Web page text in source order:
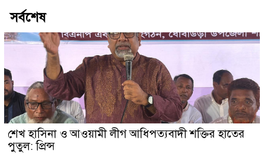
সর্বশেষ
শেখ হাসিনা ও আওয়ামী লীগ আধিপত্যবাদী শক্তির হাতের
পুতুল: প্রিন্স